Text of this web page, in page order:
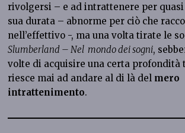
rivolgersi – e ad intrattenere per
sua durata – abnorme per ciò che
nell’effettivo -, ma una volta tirate le
Slumberland – Nel mondo dei sogni,
volte di acquisire una certa profondità
riesce mai ad andare al di là del mero
intrattenimento.